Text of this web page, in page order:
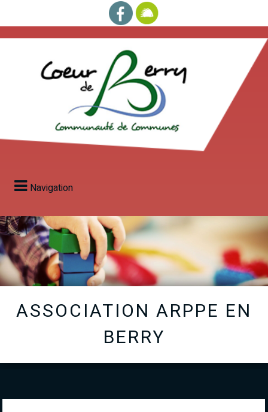
Navigation
ASSOCIATION ARPPE EN
BERRY